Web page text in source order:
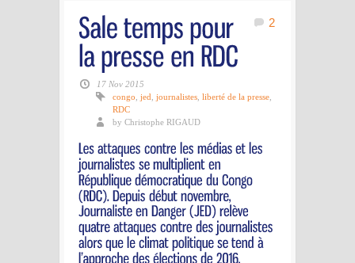
2
17 Nov 2015
congo jed journalistes liberté de la presse
RDC
by Christophe RIGAUD